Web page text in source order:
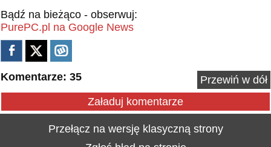
Bądź na bieżąco - obserwuj:
PurePC.pl na Google News
Komentarze: 35
Przewiń w dół
Załaduj komentarze
Przełącz na wersję klasyczną strony